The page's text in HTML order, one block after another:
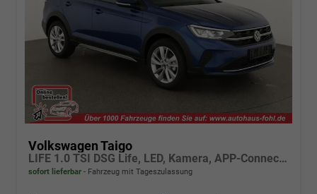
Volkswagen Taigo
LIFE 1.0 TSI DSG Life, LED, Kamera, APP-Connect, Winter, 17-Zoll
sofort lieferbar Fahrzeug mit Tageszulassung